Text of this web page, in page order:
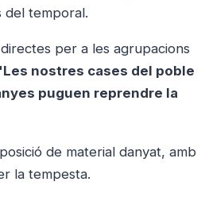
del temporal.
per a les agrupacions
nostres cases del poble
puguen reprendre la
de material danyat, amb
la tempesta.